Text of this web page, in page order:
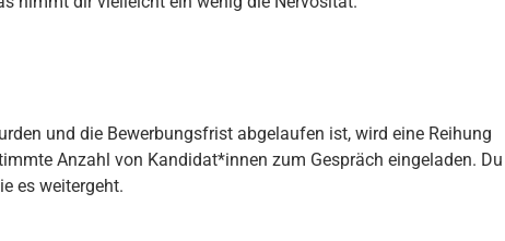
und die Bewerbungsfrist abgelaufen ist, wird eine Reihung
Anzahl von Kandidat*innen zum Gespräch eingeladen. Du
es weitergeht.